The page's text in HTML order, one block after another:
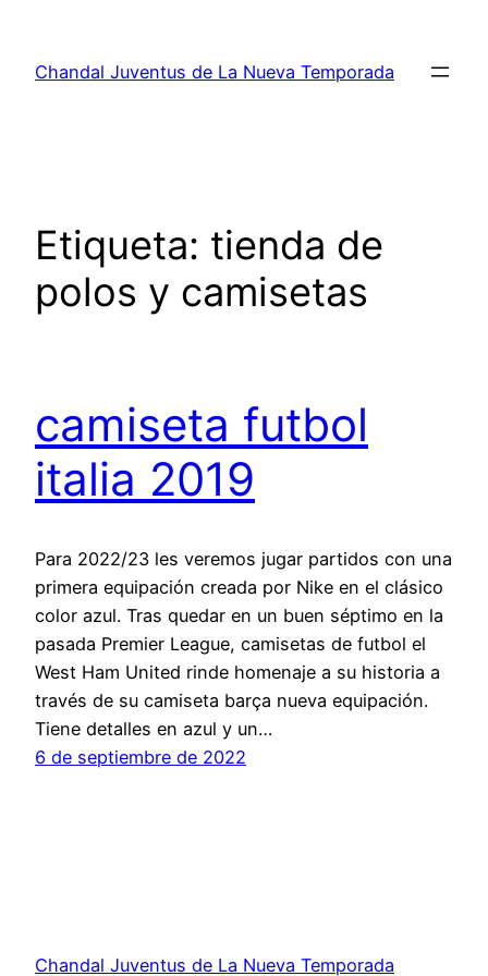
contenido
Chandal Juventus de La Nueva Temporada
Etiqueta: tienda de
polos y camisetas
camiseta futbol
italia 2019
Para 2022/23 les veremos jugar partidos con una
primera equipación creada por Nike en el clásico
color azul. Tras quedar en un buen séptimo en la
pasada Premier League, camisetas de futbol el
West Ham United rinde homenaje a su historia a
través de su camiseta barça nueva equipación.
Tiene detalles en azul y un…
6 de septiembre de 2022
Chandal Juventus de La Nueva Temporada